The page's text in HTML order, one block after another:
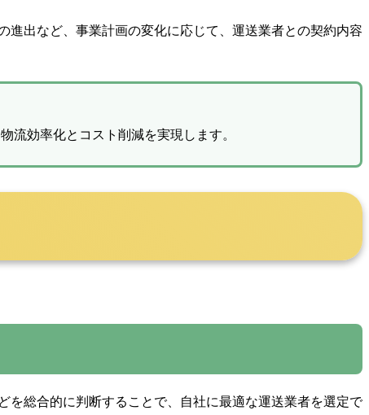
進出など、事業計画の変化に応じて、運送業者との契約内容
流効率化とコスト削減を実現します。
総合的に判断することで、自社に最適な運送業者を選定で